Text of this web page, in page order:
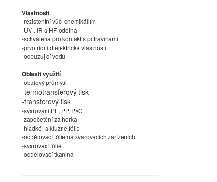
Vlastnosti
-rezistentní vůči chemikáliím
-UV-, IR a HF-odolná
-schválená pro kontakt s potravinami
-prvotřídní dielektrické vlastnosti
-odpuzující vodu
Oblasti využití
-obalový průmysl
-termotransferový tisk
-transferový tisk
-svařování PE, PP, PVC
-zapečetění za horka
-hladké- a kluzné fólie
-oddělovací fólie na svařovacích zařízeních
-svařovací fólie
-oddělovací tkanina